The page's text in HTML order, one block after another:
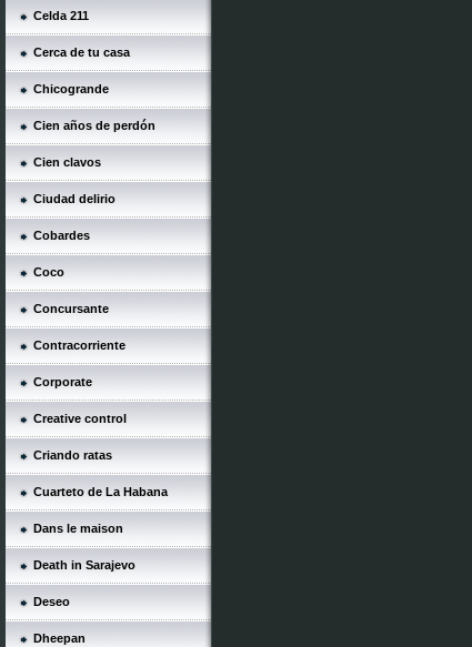
Celda 211
Cerca de tu casa
Chicogrande
Cien años de perdón
Cien clavos
Ciudad delirio
Cobardes
Coco
Concursante
Contracorriente
Corporate
Creative control
Criando ratas
Cuarteto de La Habana
Dans le maison
Death in Sarajevo
Deseo
Dheepan